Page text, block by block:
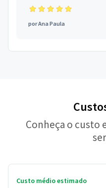
porAna Paula
Conheça o custo
Custo médio estimado